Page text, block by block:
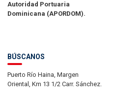
Autoridad Portuaria
Dominicana (APORDOM).
BÚSCANOS
Puerto Río Haina, Margen
Oriental, Km 13 1/2 Carr. Sánchez.